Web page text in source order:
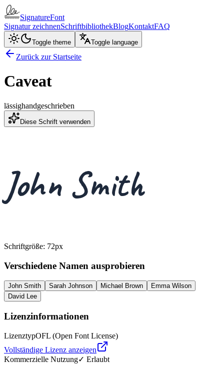
SignatureFont
Signatur zeichnenSchriftbibliothekBlogKontaktFAQ
Toggle theme Toggle language
Zurück zur Startseite
Caveat
lässighandgeschrieben
Diese Schrift verwenden
John Smith
Schriftgröße: 72px
Verschiedene Namen ausprobieren
John Smith Sarah Johnson Michael Brown
Emma Wilson
David Lee
Lizenzinformationen
LizenztypOFL (Open Font License)
Vollständige Lizenz anzeigen
Kommerzielle Nutzung✓ Erlaubt